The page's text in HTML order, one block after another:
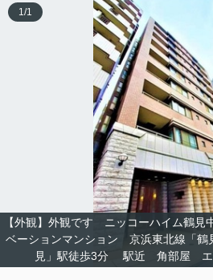
【外観】外観です ニッコーハイム
ベーションマンション 京浜東北線「鶴
見」駅徒歩3分 駅近 角部屋
1/1